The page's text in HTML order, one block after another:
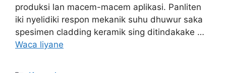
produksi lan macem-macem aplikasi. Panliten
iki nyelidiki respon mekanik suhu dhuwur saka
spesimen cladding keramik sing ditindakake …
Waca liyane